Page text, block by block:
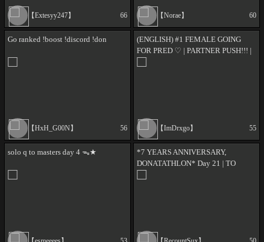
【Extesyy247】 66 【Norae】 60
Go ranked !boost !discord !don
【HxH_G00N】 56
(ENGLISH) #1 FEMALE GOING
FOR PRED ♡ | PARTNER PUSH!!! |
【ImDrxgo】 55
solo q to masters day 4 ᯓ★
*7 YEARS ANNIVERSARY,
DONATATHLON* Day 21 | ΤΟ